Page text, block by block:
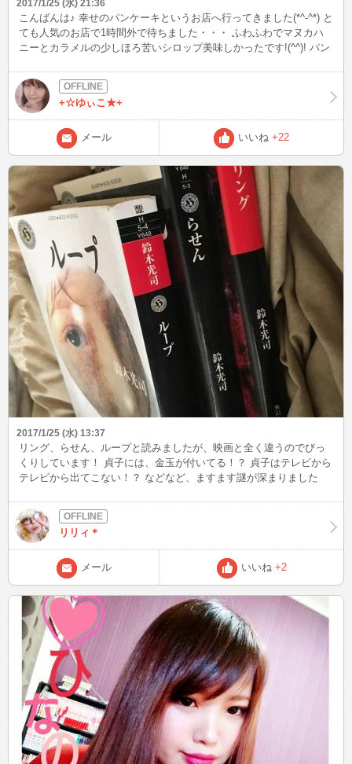
2017/1/25 (水) 21:36
こんばんは♪ 幸せのパンケーキというお店へ行ってきました(*^-^*) と
ても人気のお店で1時間外で待ちました・・・ ふわふわでマヌカハ
ニーとカラメルの少しほろ苦いシロップ美味しかったです!(^^)! パン
+☆ゆぃこ★+
メール いいね +22
2017/1/25 (水) 13:37
リング、らせん、ループと読みましたが、映画と全く違うのでびっ
くりしています！ 貞子には、金玉が付いてる！？ 貞子はテレビから
テレビから出てこない！？ などなど、ますます謎が深まりました
くり読みたいと思います〜。 ‪今日から帰省するのでしばらくログイ
ンできません〜悪しからず。‬
リリィ＊
メール いいね +2